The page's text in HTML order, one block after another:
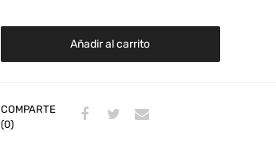
Añadir al carrito
COMPARTE
(0)